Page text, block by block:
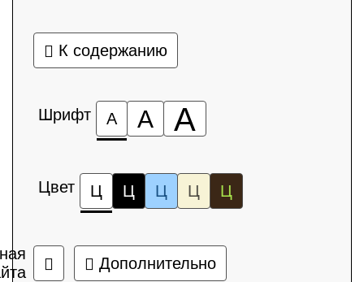
К содержанию
Шрифт А А А
Цвет Ц Ц Ц Ц Ц
Дополнительно